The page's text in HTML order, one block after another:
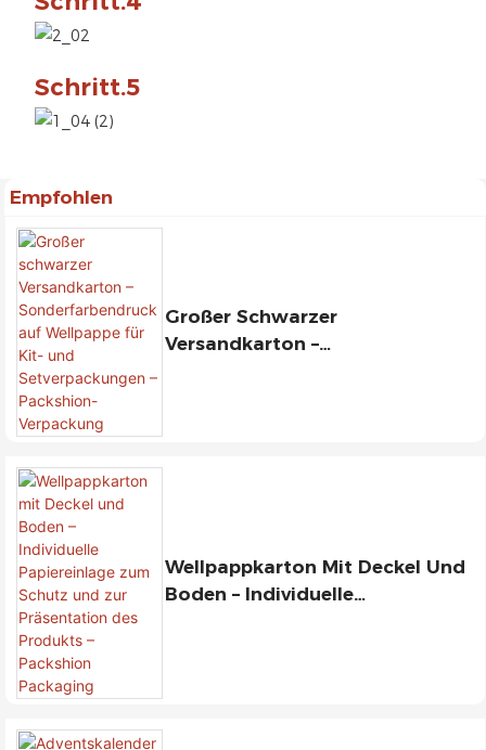
Schritt.5
Empfohlen
Großer Schwarzer
Versandkarton –
Wellpappkarton Mit Deckel Und
Boden – Individuelle